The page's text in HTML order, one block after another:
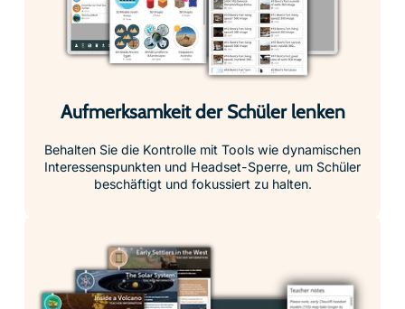
Aufmerksamkeit der Schüler lenken
Behalten Sie die Kontrolle mit Tools wie dynamischen
Interessenspunkten und Headset-Sperre, um Schüler
beschäftigt und fokussiert zu halten.